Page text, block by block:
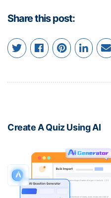
Share this post:
Create A Quiz Using AI